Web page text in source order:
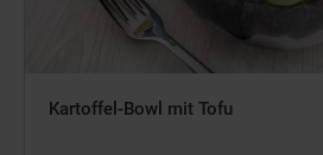
Kartoffel-Bowl mit Tofu